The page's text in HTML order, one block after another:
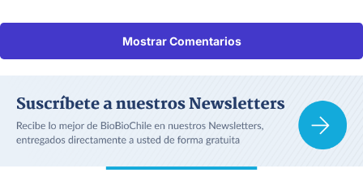
Mostrar Comentarios